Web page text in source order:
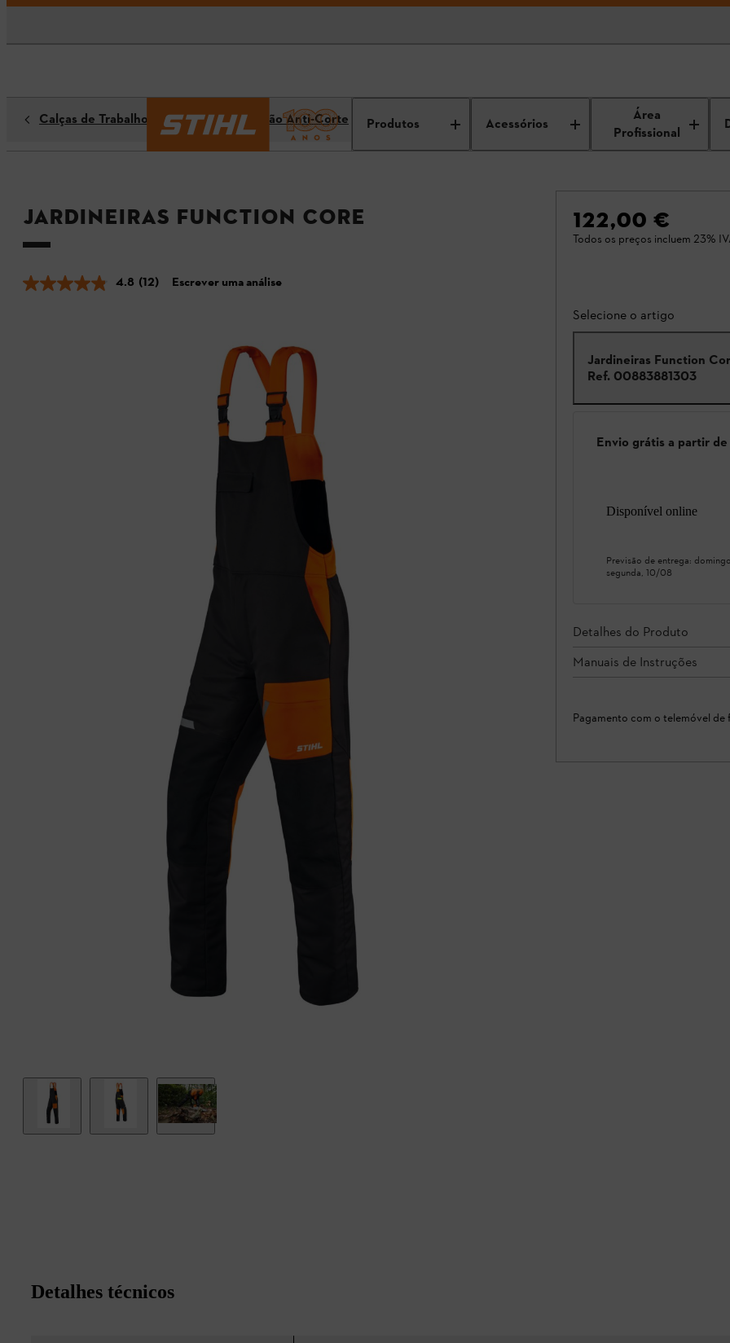
Produtos Acessórios
Área
Profissional
Calças de Trabalho / Calças com Proteção Anti-Corte
Jardineiras FUNCTION Core
4.8 (12) Escrever uma análise
122,00 €
Todos os preços incluem 23%
Selecione o artigo
Jardineiras Function
Ref. 00883881303
Envio grátis a partir
Disponível online
Previsão de entrega:
segunda, 10/08
Detalhes do Produto
Manuais de Instruções
Pagamento com o telemóvel de
Detalhes técnicos